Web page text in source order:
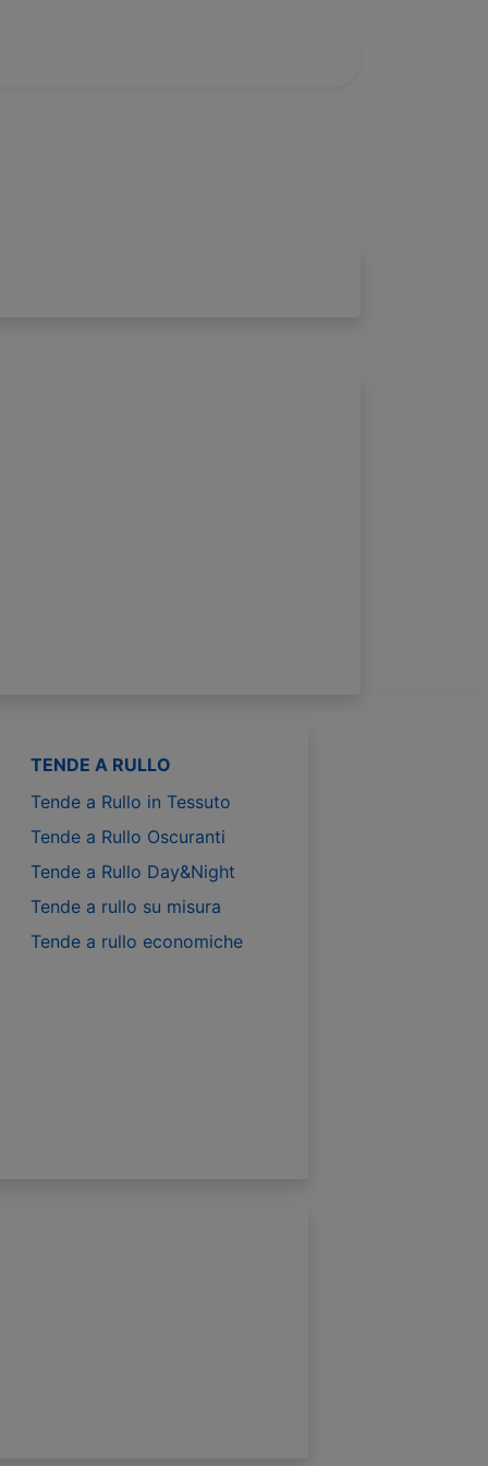
TENDE A RULLO
Tende a Rullo in Tessuto
Tende a Rullo Oscuranti
Tende a Rullo Day&Night
Tende a rullo su misura
Tende a rullo economiche